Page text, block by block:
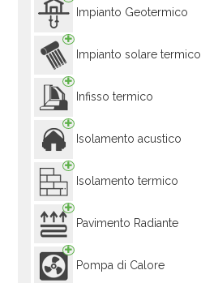
Impianto Geotermico
Impianto solare termico
Infisso termico
Isolamento acustico
Isolamento termico
Pavimento Radiante
Pompa di Calore